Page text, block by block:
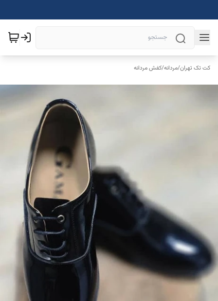
کت تک تهران/مردانه/کفش مردانه